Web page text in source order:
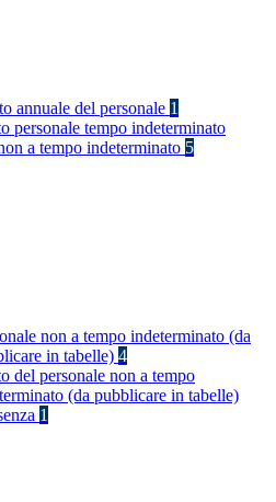
annuale del personale 1
personale tempo indeterminato
a tempo indeterminato 5
non a tempo indeterminato (da
in tabelle) 4
del personale non a tempo
(da pubblicare in tabelle)
1